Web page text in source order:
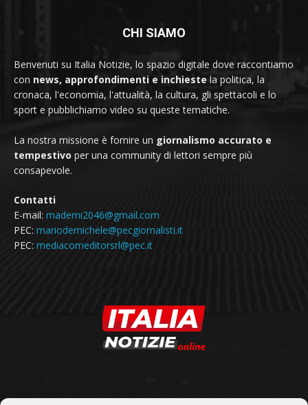
CHI SIAMO
Benvenuti su Italia Notizie, lo spazio digitale dove raccontiamo
con news, approfondimenti e inchieste la politica, la
cronaca, l'economia, l'attualità, la cultura, gli spettacoli e lo
sport e pubblichiamo video su queste tematiche.
La nostra missione è fornire un giornalismo accurato e
tempestivo per una community di lettori sempre più
consapevole.
Contatti
E-mail: mademi2046@gmail.com
PEC: mariodemichele@pecgiornalisti.it
PEC: mediacomeditorsrl@pec.it